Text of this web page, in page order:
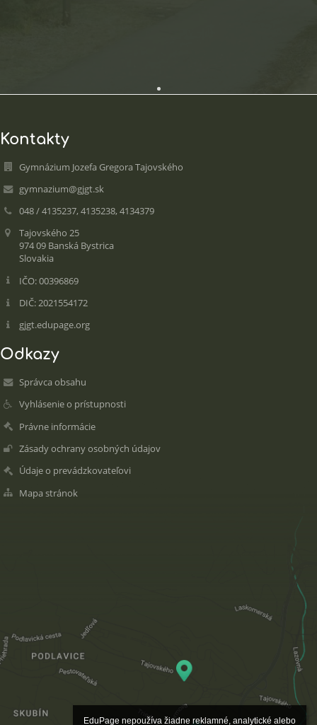
EduPage nepoužíva žiadne reklamné, analytické alebo
Kontakty
Gymnázium Jozefa Gregora Tajovského
gymnazium@gjgt.sk
048 / 4135237, 4135238, 4134379
Tajovského 25
974 09 Banská Bystrica
Slovakia
IČO: 00396869
DIČ: 2021554172
gjgt.edupage.org
Odkazy
Správca obsahu
Vyhlásenie o prístupnosti
Právne informácie
Zásady ochrany osobných údajov
Údaje o prevádzkovateľovi
Mapa stránok